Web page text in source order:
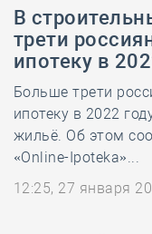
В
трети
ипотеку в
Больше трети
ипотеку в 2022
жильё. Об этом
«Online-Ipoteka»...
12:25, 27 января